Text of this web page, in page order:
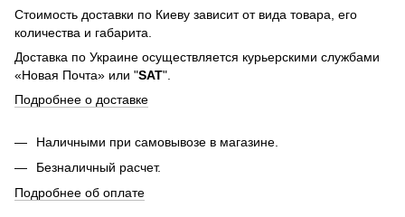
Стоимость доставки по Киеву зависит от вида товара, его
количества и габарита.
Доставка по Украине осуществляется курьерскими службами
«Новая Почта» или "SAT".
Подробнее о доставке
Наличными при самовывозе в магазине.
Безналичный расчет.
Подробнее об оплате